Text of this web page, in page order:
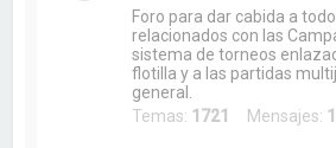
Foro para dar cabida a
relacionados con las
sistema de torneos
flotilla y a las partidas
general.
Temas: 1721 Mensajes: